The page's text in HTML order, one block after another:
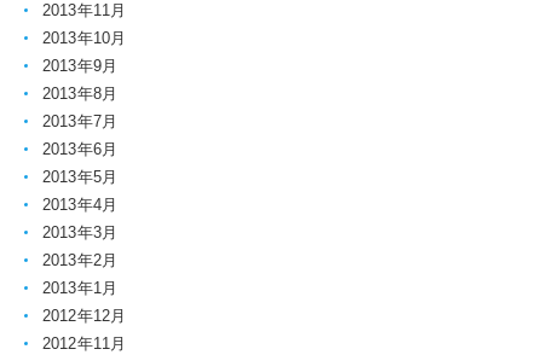
2013年11月
2013年10月
2013年9月
2013年8月
2013年7月
2013年6月
2013年5月
2013年4月
2013年3月
2013年2月
2013年1月
2012年12月
2012年11月